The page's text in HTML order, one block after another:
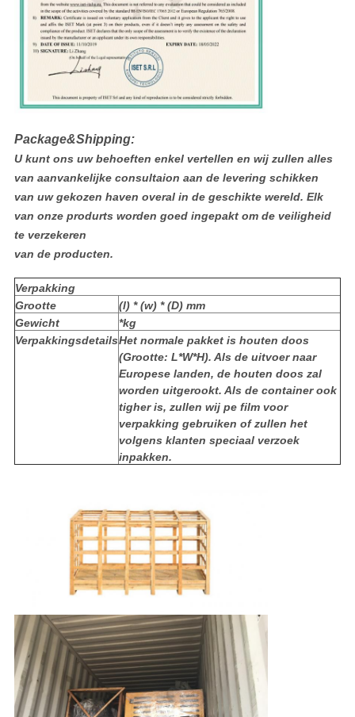
Package&Shipping:
U kunt ons uw behoeften enkel vertellen en wij zullen alles
van aanvankelijke consultaion aan de levering schikken
van uw gekozen haven overal in de geschikte wereld. Elk
van onze produrts worden goed ingepakt om de veiligheid
te verzekeren
van de producten.
Verpakking
Grootte
(l) * (w) * (D) mm
Gewicht
*kg
VerpakkingsdetailsHet normale pakket is houten doos
(Grootte: L*W*H). Als de uitvoer naar
Europese landen, de houten doos zal
worden uitgerookt. Als de container ook
tigher is, zullen wij pe film voor
verpakking gebruiken of zullen het
volgens klanten speciaal verzoek
inpakken.